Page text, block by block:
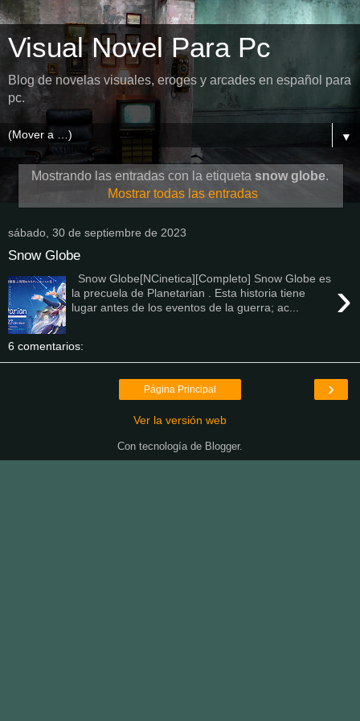
Visual Novel Para Pc
Blog de novelas visuales, eroges y arcades en español para
pc.
▼
Mostrando las entradas con la etiqueta snow globe.
Mostrar todas las entradas
sábado, 30 de septiembre de 2023
Snow Globe
›
Snow Globe[NCinetica][Completo] Snow Globe es
la precuela de Planetarian . Esta historia tiene
lugar antes de los eventos de la guerra; ac...
6 comentarios:
›
Página Principal
Ver la versión web
Con tecnología de Blogger.